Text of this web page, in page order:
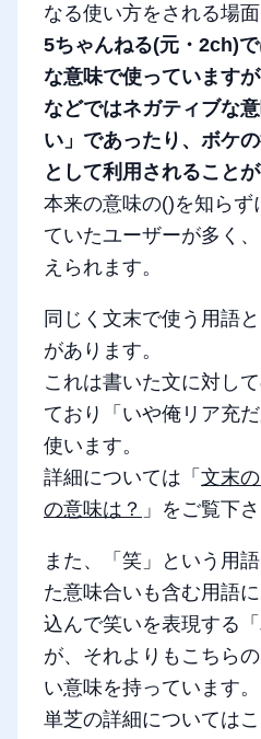
なる使い方をされる場
5ちゃんねる(元・2ch)
な意味で使っています
などではネガティブな
い」であったり、ボケ
として利用されることが
本来の意味の()を知らず
ていたユーザーが多く
えられます。
同じく文末で使う用語
があります。
これは書いた文に対し
ており「いや俺リア充
使います。
詳細については「 文末
の意味は？ 」をご覧下さ
また、「笑」という用
た意味合いも含む用語
込んで笑いを表現する
が、それよりもこちら
い意味を持っています。
単芝の詳細についてはこ